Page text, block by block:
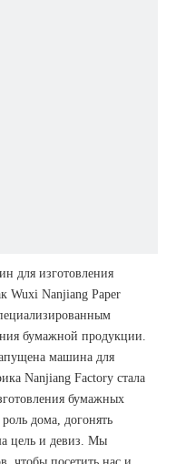
для изготовления
Wuxi Nanjiang Paper
бумажной продукции.
машина для
Nanjiang Factory стала
бумажных
дома, догонять
цель и девиз. Мы